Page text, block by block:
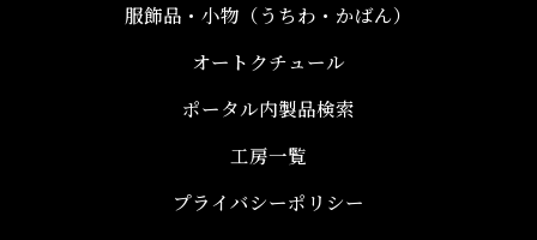
服飾品・小物​（うちわ・かばん）
オートクチュール
ポータル内製品検索
工房一覧
プライバシーポリシー